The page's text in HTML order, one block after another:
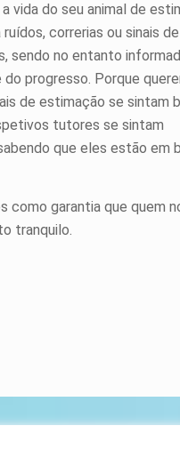
vida do seu animal de
correrias ou sinais
sendo no entanto
progresso. Porque
de estimação se sintam
tutores se sintam
que eles estão em
como garantia que quem
tranquilo.